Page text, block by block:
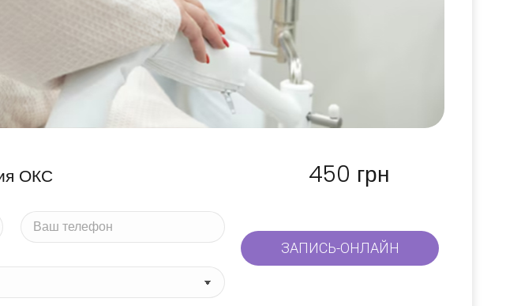
ОКС 450 грн